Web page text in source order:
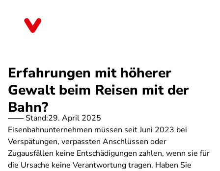
Erfahrungen mit höherer
Gewalt beim Reisen mit der
Bahn?
Stand:29. April 2025
Eisenbahnunternehmen müssen seit Juni 2023 bei
Verspätungen, verpassten Anschlüssen oder
Zugausfällen keine Entschädigungen zahlen, wenn sie für
die Ursache keine Verantwortung tragen. Haben Sie